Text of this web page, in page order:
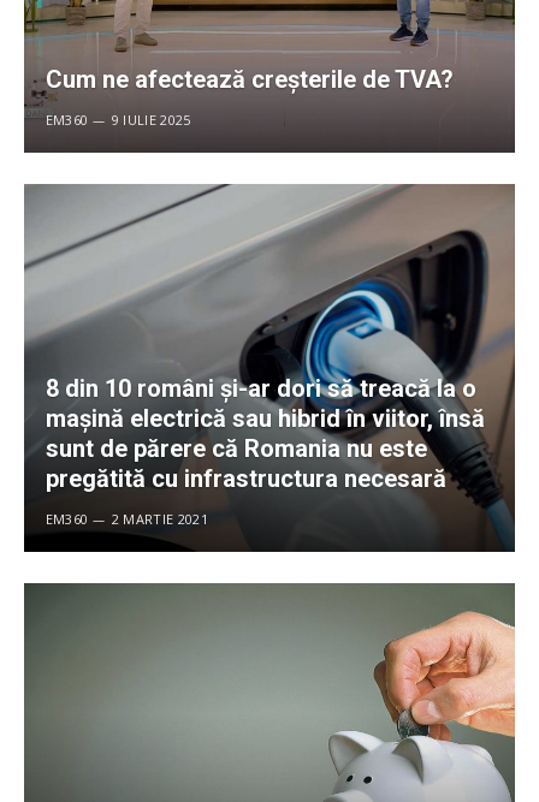
Cum ne afectează creșterile de TVA?
EM360 9 IULIE 2025
8 din 10 români și-ar dori să treacă la o
mașină electrică sau hibrid în viitor, însă
sunt de părere că Romania nu este
pregătită cu infrastructura necesară
EM360 2 MARTIE 2021